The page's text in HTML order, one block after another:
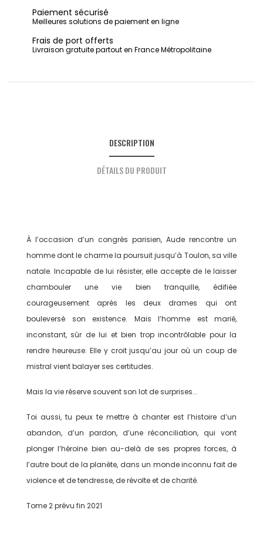
Paiement sécurisé
Meilleures solutions de paiement en ligne
Frais de port offerts
Livraison gratuite partout en France Métropolitaine
DESCRIPTION
DÉTAILS DU PRODUIT
À l’occasion d’un congrès parisien, Aude rencontre un
homme dont le charme la poursuit jusqu’à Toulon, sa ville
natale. Incapable de lui résister, elle accepte de le laisser
chambouler une vie bien tranquille, édifiée
courageusement après les deux drames qui ont
bouleversé son existence. Mais l’homme est marié,
inconstant, sûr de lui et bien trop incontrôlable pour la
rendre heureuse. Elle y croit jusqu’au jour où un coup de
mistral vient balayer ses certitudes.
Mais la vie réserve souvent son lot de surprises...
Toi aussi, tu peux te mettre à chanter est l’histoire d’un
abandon, d’un pardon, d’une réconciliation, qui vont
plonger l’héroïne bien au-delà de ses propres forces, à
l’autre bout de la planète, dans un monde inconnu fait de
violence et de tendresse, de révolte et de charité.
Tome 2 prévu fin 2021